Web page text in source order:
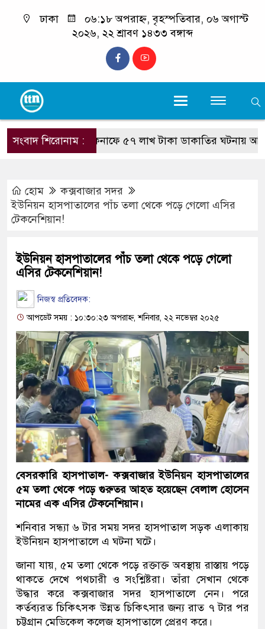
ঢাকা
০৬:১৮ অপরাহ্ন, বৃহস্পতিবার, ০৬ অগাস্ট
২০২৬, ২২ শ্রাবণ ১৪৩৩ বঙ্গাব্দ
সংবাদ শিরোনাম :টেকনাফে ৫৭ লাখ টাকা ডাকাতির ঘটনায় আটক ২ :
হোম
কক্সবাজার সদর
ইউনিয়ন হাসপাতালের পাঁচ তলা থেকে পড়ে গেলো এসির
টেকনেশিয়ান!
ইউনিয়ন হাসপাতালের পাঁচ তলা থেকে পড়ে গেলো
এসির টেকনেশিয়ান!
নিজস্ব প্রতিবেদক:
আপডেট সময় : ১০:৩০:২৩ অপরাহ্ন, শনিবার, ২২ নভেম্বর ২০২৫
বেসরকারি হাসপাতাল- কক্সবাজার ইউনিয়ন হাসপাতালের
৫ম তলা থেকে পড়ে গুরুতর আহত হয়েছেন বেলাল হোসেন
নামের এক এসির টেকনেশিয়ান।
শনিবার সন্ধ্যা ৬ টার সময় সদর হাসপাতাল সড়ক এলাকায়
ইউনিয়ন হাসপাতালে এ ঘটনা ঘটে।
জানা যায়, ৫ম তলা থেকে পড়ে রক্তাক্ত অবস্থায় রাস্তায় পড়ে
থাকতে দেখে পথচারী ও সংশ্লিষ্টরা। তাঁরা সেখান থেকে
উদ্ধার করে কক্সবাজার সদর হাসপাতালে নেন। পরে
কর্তব্যরত চিকিৎসক উন্নত চিকিৎসার জন্য রাত ৭ টার পর
চট্টগ্রান মেডিকেল কলেজ হাসপাতালে প্রেরণ করে।